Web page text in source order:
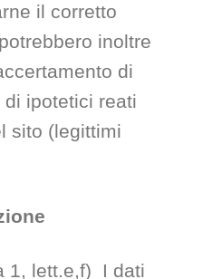
il corretto
inoltre
di
ipotetici reati
sito (legittimi
1, lett.e,f) I dati